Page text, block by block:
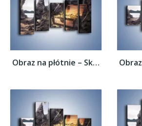
Obraz na płótnie – Skarby świeżo wydobyte...